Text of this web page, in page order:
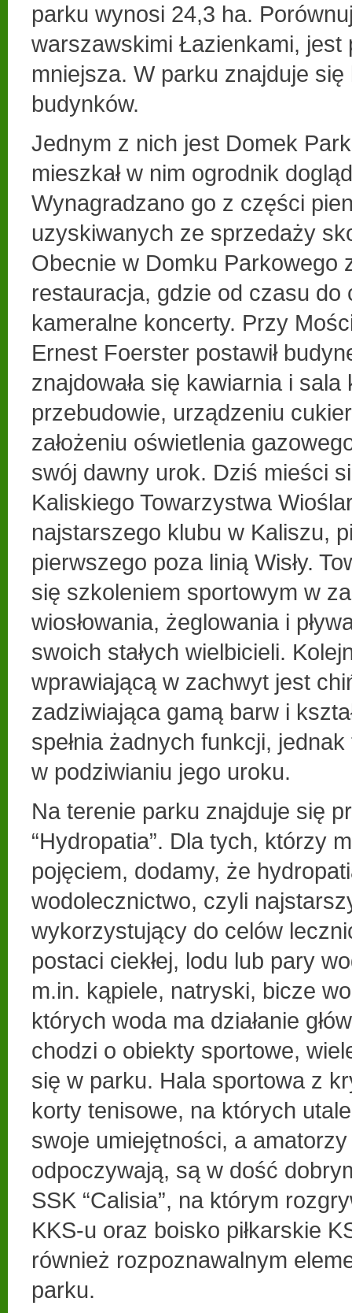
parku wynosi 24,3 ha.
warszawskimi Łazienkami, jest
mniejsza. W parku znajduje
budynków.
Jednym z nich jest Domek
mieszkał w nim ogrodnik
Wynagradzano go z części
uzyskiwanych ze sprzedaży
Obecnie w Domku Parkowego
restauracja, gdzie od czasu do
kameralne koncerty. Przy
Ernest Foerster postawił
znajdowała się kawiarnia i
przebudowie, urządzeniu
założeniu oświetlenia
swój dawny urok. Dziś mieści
Kaliskiego Towarzystwa
najstarszego klubu w Kaliszu,
pierwszego poza linią Wisły.
się szkoleniem sportowym w
wiosłowania, żeglowania i
swoich stałych wielbicieli.
wprawiającą w zachwyt jest
zadziwiająca gamą barw i
spełnia żadnych funkcji,
w podziwianiu jego uroku.
Na terenie parku znajduje się
“Hydropatia”. Dla tych, którzy
pojęciem, dodamy, że
wodolecznictwo, czyli
wykorzystujący do celów
postaci ciekłej, lodu lub pary
m.in. kąpiele, natryski, bicze
których woda ma działanie
chodzi o obiekty sportowe,
się w parku. Hala sportowa z
korty tenisowe, na których
swoje umiejętności, a
odpoczywają, są w dość
SSK “Calisia”, na którym
KKS-u oraz boisko piłkarskie
również rozpoznawalnym
parku.